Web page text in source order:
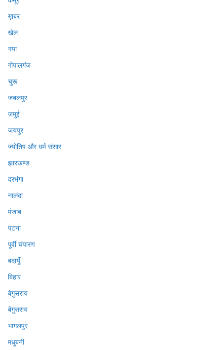
ख़बर
खेल
गया
गोपालगंज
चुरू
जबलपुर
जमुई
जयपुर
ज्योतिष और धर्म संसार
झारखण्ड
दरभंगा
नालंदा
पंजाब
पटना
पूर्वी चंपारण
बदायूँ
बिहार
बेगुसराय
बेगुसराय
भागलपुर
मधुबनी